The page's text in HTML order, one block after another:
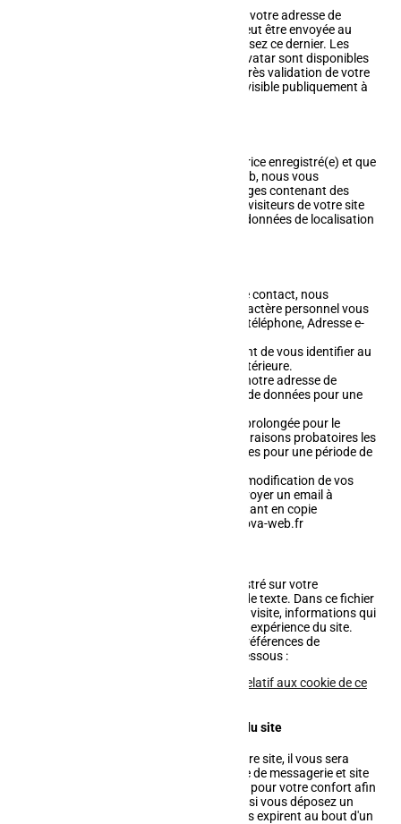
Une chaîne anonymisée créée à partir de votre adresse de
messagerie (également appelée hash) peut être envoyée au
service Gravatar pour vérifier si vous utilisez ce dernier. Les
clauses de confidentialité du service Gravatar sont disponibles
. Après validation de votre
commentaire, votre photo de profil sera visible publiquement à
Si vous êtes un utilisateur ou une utilisatrice enregistré(e) et que
vous téléversez des images sur le site web, nous vous
conseillons d'éviter de téléverser des images contenant des
données EXIF de coordonnées GPS. Les visiteurs de votre site
web peuvent télécharger et extraire des données de localisation
Lorsque vous utilisez notre formulaire de contact, nous
collections et traitons des données a caractère personnel vous
concernant telles que : Nom, Numéro de téléphone, Adresse e-
Ces données nous permettent simplement de vous identifier au
mieux pour faciliter la prise de contact ultérieure.
Ces données sont envoyées par email à notre adresse de
contact et sauvegardées sur notre base de données pour une
Cette période de conservation peut être prolongée pour le
respect d'une obligation légale. Pour des raisons probatoires les
données peuvent également être archivées pour une période de
Pour toute demande de suppression ou modification de vos
données personnelles, merci de nous envoyer un email à
l'adresse présente sur le site web en mettant en copie
l'hébergeur du site internet : contact@inova-web.fr
Un cookie est un tout petit fichier, enregistré sur votre
ordinateur, qui contient quelques lignes de texte. Dans ce fichier
texte figurent des informations sur votre visite, informations qui
permettent de vous fournir une meilleure expérience du site.
Vous pouvez à tout moment gérer vos préférences de
confidentialité en cliquant sur le lien ci-dessous :
Je souhaite réviser mon consentement relatif aux cookie de ce
Cookie nécessaire au fonctionnement du site
Si vous déposez un commentaire sur notre site, il vous sera
proposé d'enregistrer votre nom, adresse de messagerie et site
web dans des cookies. C'est uniquement pour votre confort afin
de ne pas avoir à saisir ces informations si vous déposez un
autre commentaire plus tard. Ces cookies expirent au bout d'un